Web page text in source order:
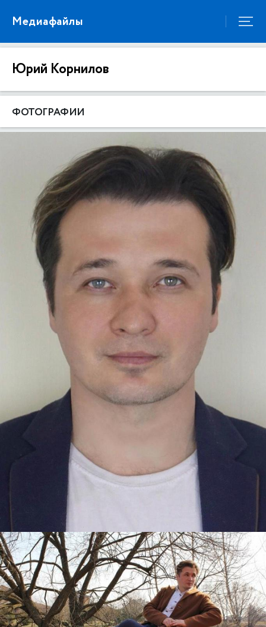
Медиафайлы
Юрий Корнилов
ФОТОГРАФИИ